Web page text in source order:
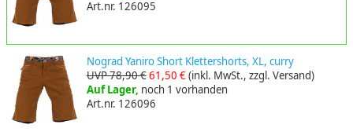
Art.nr. 126095
Nograd Yaniro Short Klettershorts, XL, curry
UVP 78,90 €61,50 €(inkl. MwSt., zzgl. Versand)
Auf Lager, noch 1 vorhanden
Art.nr. 126096